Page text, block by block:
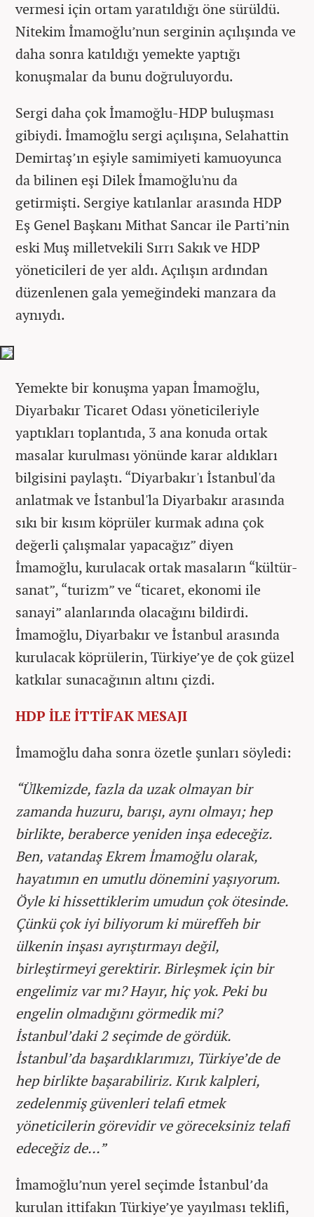
vermesi için ortam yaratıldığı öne sürüldü.
Nitekim İmamoğlu’nun serginin açılışında ve
daha sonra katıldığı yemekte yaptığı
konuşmalar da bunu doğruluyordu.
Sergi daha çok İmamoğlu-HDP buluşması
gibiydi. İmamoğlu sergi açılışına, Selahattin
Demirtaş’ın eşiyle samimiyeti kamuoyunca
da bilinen eşi Dilek İmamoğlu'nu da
getirmişti. Sergiye katılanlar arasında HDP
Eş Genel Başkanı Mithat Sancar ile Parti’nin
eski Muş milletvekili Sırrı Sakık ve HDP
yöneticileri de yer aldı. Açılışın ardından
düzenlenen gala yemeğindeki manzara da
aynıydı.
Yemekte bir konuşma yapan İmamoğlu,
Diyarbakır Ticaret Odası yöneticileriyle
yaptıkları toplantıda, 3 ana konuda ortak
masalar kurulması yönünde karar aldıkları
bilgisini paylaştı. “Diyarbakır'ı İstanbul'da
anlatmak ve İstanbul'la Diyarbakır arasında
sıkı bir kısım köprüler kurmak adına çok
değerli çalışmalar yapacağız” diyen
İmamoğlu, kurulacak ortak masaların “kültür-
sanat”, “turizm” ve “ticaret, ekonomi ile
sanayi” alanlarında olacağını bildirdi.
İmamoğlu, Diyarbakır ve İstanbul arasında
kurulacak köprülerin, Türkiye’ye de çok güzel
katkılar sunacağının altını çizdi.
HDP İLE İTTİFAK MESAJI
İmamoğlu daha sonra özetle şunları söyledi:
“Ülkemizde, fazla da uzak olmayan bir
zamanda huzuru, barışı, aynı olmayı; hep
birlikte, beraberce yeniden inşa edeceğiz.
Ben, vatandaş Ekrem İmamoğlu olarak,
hayatımın en umutlu dönemini yaşıyorum.
Öyle ki hissettiklerim umudun çok ötesinde.
Çünkü çok iyi biliyorum ki müreffeh bir
ülkenin inşası ayrıştırmayı değil,
birleştirmeyi gerektirir. Birleşmek için bir
engelimiz var mı? Hayır, hiç yok. Peki bu
engelin olmadığını görmedik mi?
İstanbul’daki 2 seçimde de gördük.
İstanbul’da başardıklarımızı, Türkiye’de de
hep birlikte başarabiliriz. Kırık kalpleri,
zedelenmiş güvenleri telafi etmek
yöneticilerin görevidir ve göreceksiniz telafi
edeceğiz de...”
İmamoğlu’nun yerel seçimde İstanbul’da
kurulan ittifakın Türkiye’ye yayılması teklifi,